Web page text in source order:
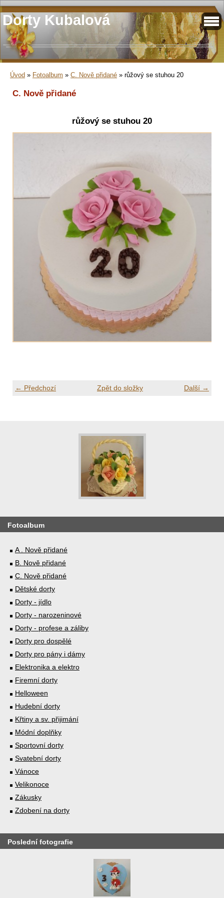
Dorty Kubalová
Úvod » Fotoalbum » C. Nově přidané » růžový se stuhou 20
C. Nově přidané
růžový se stuhou 20
← Předchozí Další →
Zpět do složky
Fotoalbum
A . Nově přidané
B. Nově přidané
C. Nově přidané
Dětské dorty
Dorty - jídlo
Dorty - narozeninové
Dorty - profese a záliby
Dorty pro dospělé
Dorty pro pány i dámy
Elektronika a elektro
Firemní dorty
Helloween
Hudební dorty
Křtiny a sv. přijimání
Módní doplňky
Sportovní dorty
Svatební dorty
Vánoce
Velikonoce
Zákusky
Zdobení na dorty
Poslední fotografie